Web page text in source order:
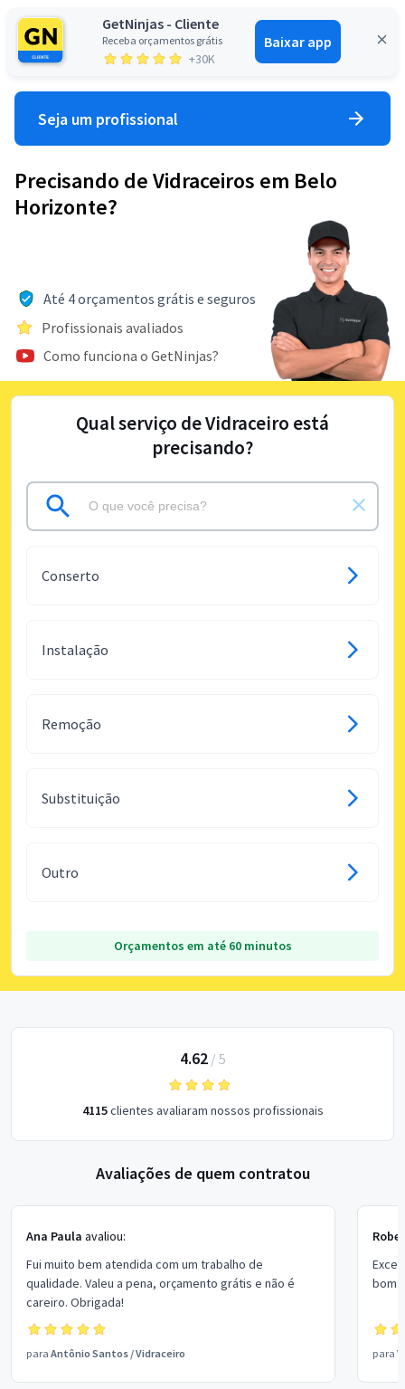
GetNinjas - Cliente
Receba orçamentos grátis
+30K
Baixar app
Entrar
Seja um profissional
Precisando de Vidraceiros em Belo
Horizonte?
Até 4 orçamentos grátis e seguros
Profissionais avaliados
Como funciona o GetNinjas?
Qual serviço de Vidraceiro está
precisando?
Conserto
Instalação
Remoção
Substituição
Outro
Orçamentos em até 60 minutos
4.62/ 5
4115clientes avaliaram nossos profissionais
Avaliações de quem contratou
Ana Paula avaliou:
Fui muito bem atendida com um trabalho de
qualidade. Valeu a pena, orçamento grátis e não é
careiro. Obrigada!
para Antônio Santos /Vidraceiro
bom
para